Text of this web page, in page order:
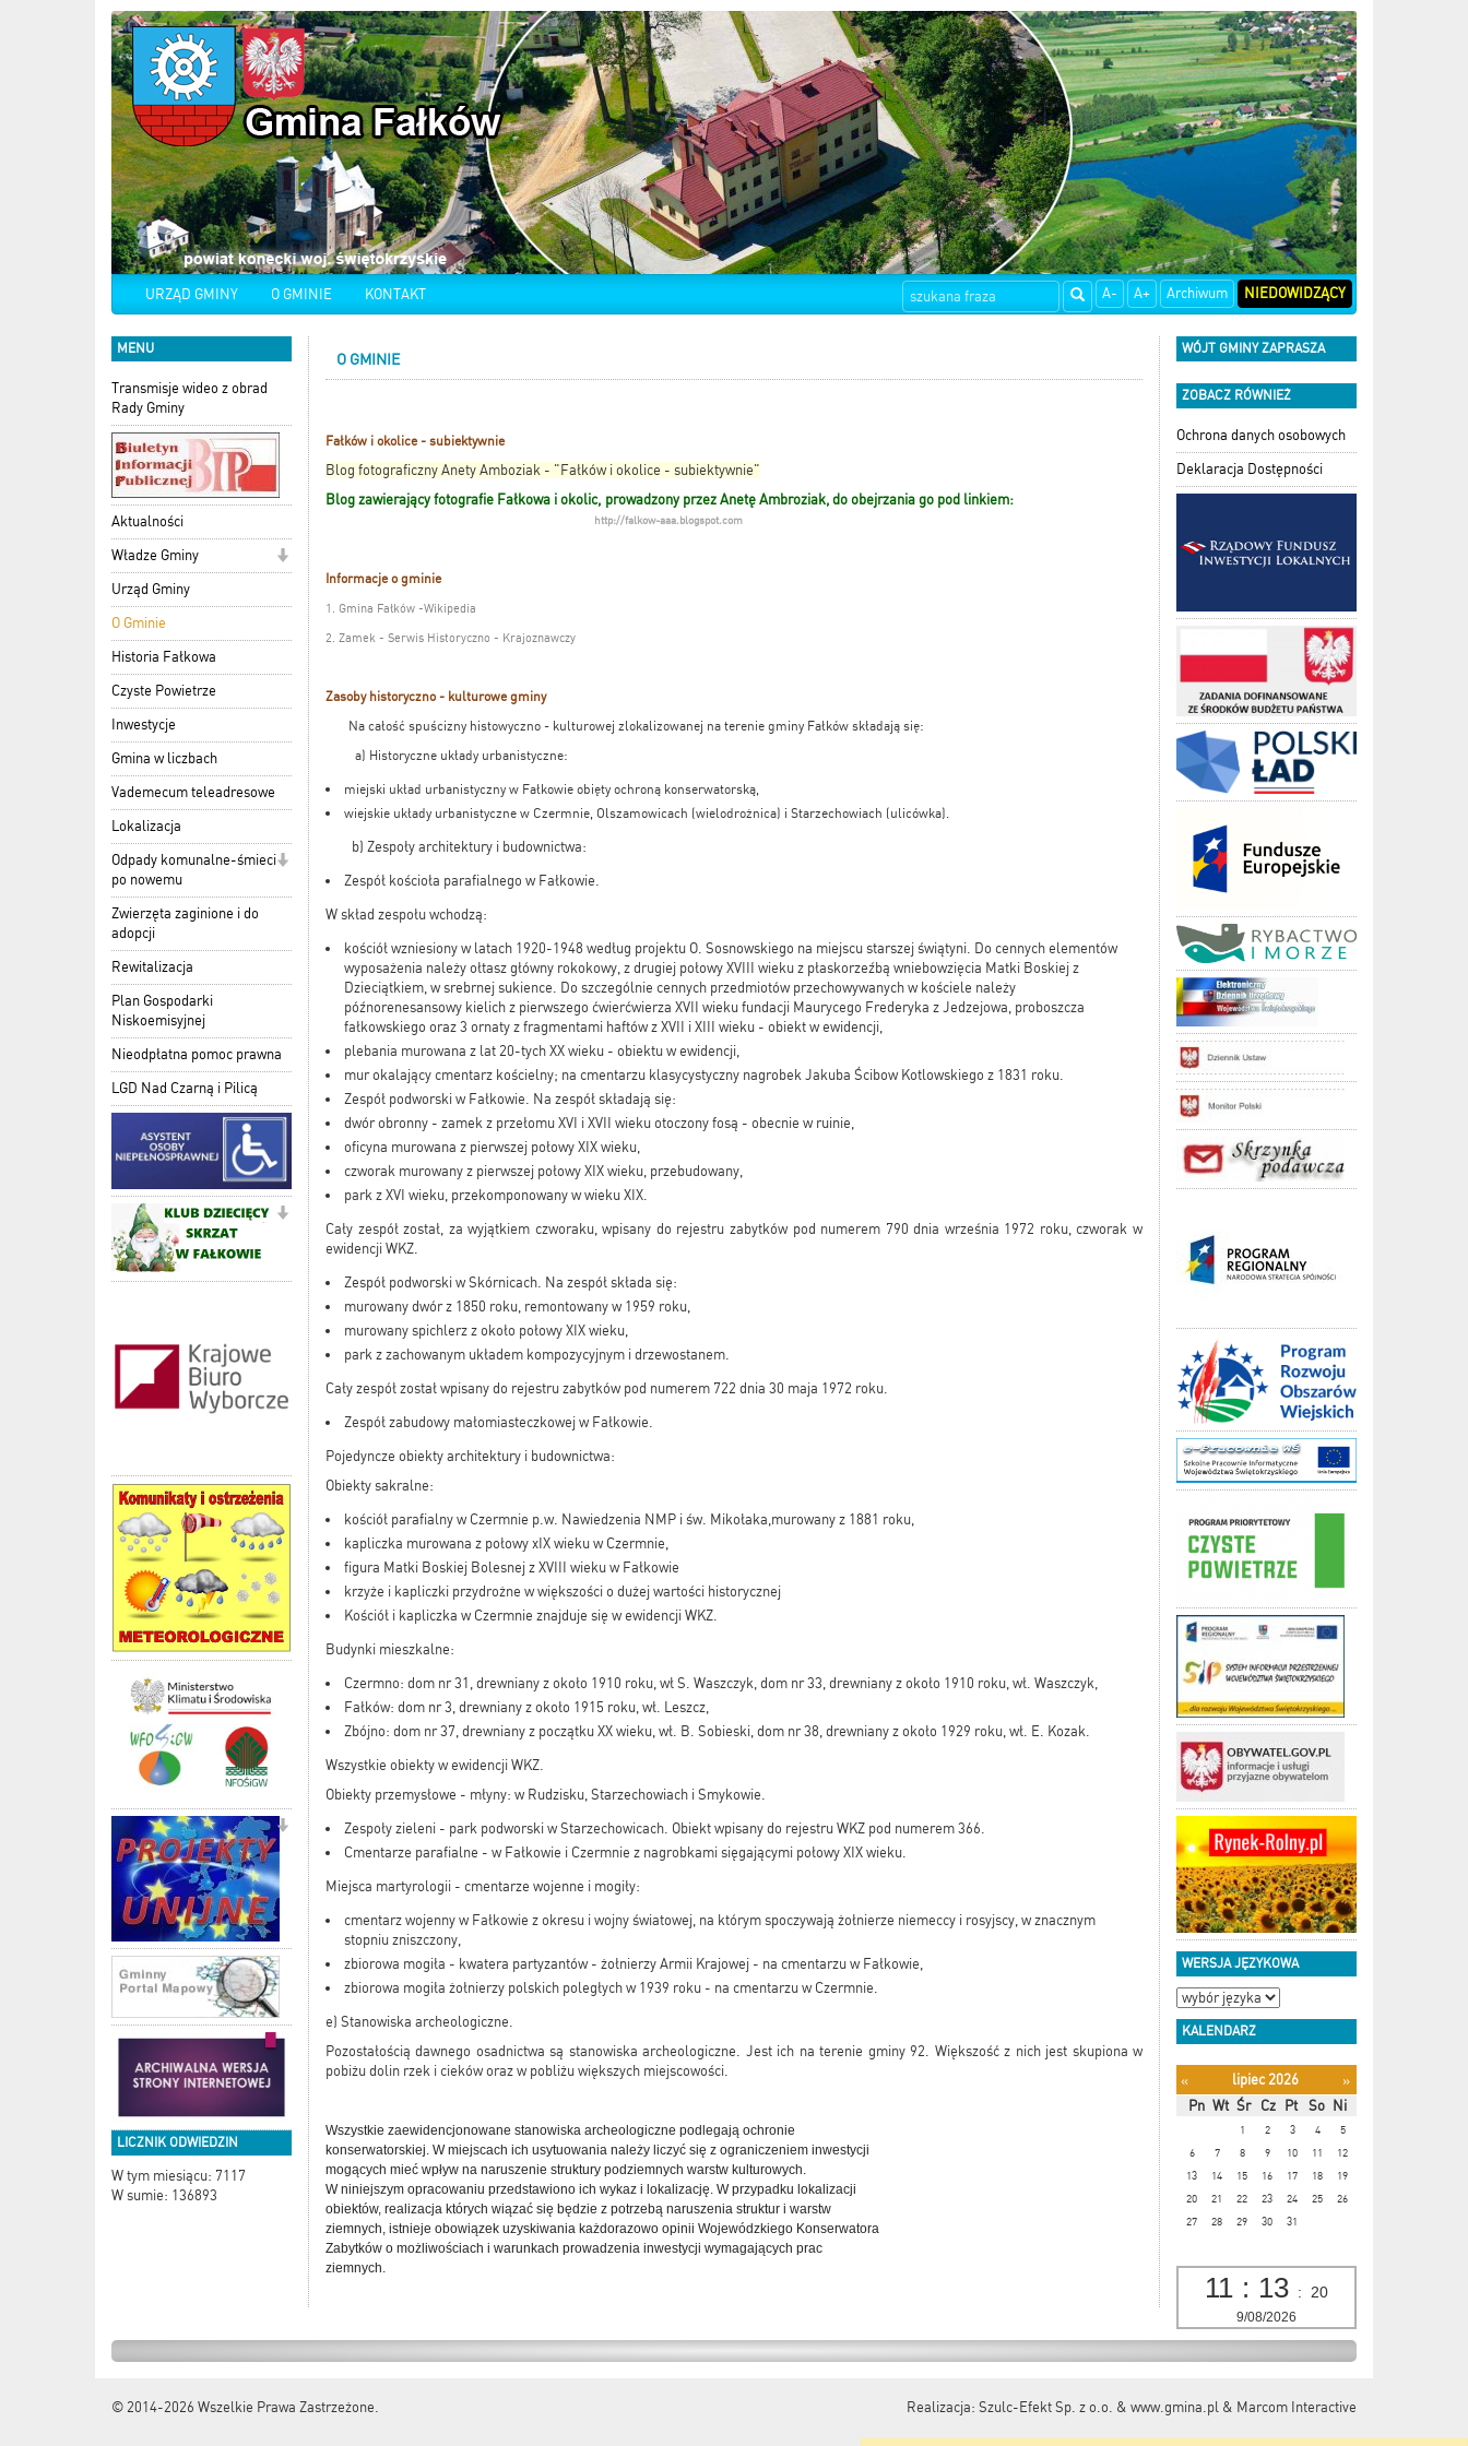
URZĄD GMINY O GMINIE KONTAKT A- A+ Archiwum NIEDOWIDZĄCY
MENU
Transmisje wideo z obrad
Rady Gminy
Aktualności
Władze Gminy
Urząd Gminy
O Gminie
Historia Fałkowa
Czyste Powietrze
Inwestycje
Gmina w liczbach
Vademecum teleadresowe
Lokalizacja
Odpady komunalne-śmieci
po nowemu
Zwierzęta zaginione i do
adopcji
Rewitalizacja
Plan Gospodarki
Niskoemisyjnej
Nieodpłatna pomoc prawna
LGD Nad Czarną i Pilicą
LICZNIK ODWIEDZIN
W tym miesiącu: 7117
W sumie: 136893
O GMINIE
Fałków i okolice - subiektywnie
Blog fotograficzny Anety Amboziak - "Fałków i okolice - subiektywnie"
Blog zawierający fotografie Fałkowa i okolic, prowadzony przez Anetę Ambroziak, do obejrzania go pod linkiem:
http://falkow-aaa.blogspot.com
Informacje o gminie
1. Gmina Fałków -Wikipedia
2. Zamek - Serwis Historyczno - Krajoznawczy
Zasoby historyczno - kulturowe gminy
Na całość spuścizny histowyczno - kulturowej zlokalizowanej na terenie gminy Fałków składają się:
a) Historyczne układy urbanistyczne:
​miejski układ urbanistyczny w Fałkowie obięty ochroną konserwatorską,
wiejskie układy urbanistyczne w Czermnie, Olszamowicach (wielodrożnica) i Starzechowiach (ulicówka).
b) Zespoły architektury i budownictwa:
Zespół kościoła parafialnego w Fałkowie.
W skład zespołu wchodzą:
kościół wzniesiony w latach 1920-1948 według projektu O. Sosnowskiego na miejscu starszej świątyni. Do cennych elementów
wyposażenia należy ołtasz główny rokokowy, z drugiej połowy XVIII wieku z płaskorzeźbą wniebowzięcia Matki Boskiej z
Dzieciątkiem, w srebrnej sukience. Do szczególnie cennych przedmiotów przechowywanych w kościele należy
późnorenesansowy kielich z pierwszego ćwierćwierza XVII wieku fundacji Maurycego Frederyka z Jedzejowa, proboszcza
fałkowskiego oraz 3 ornaty z fragmentami haftów z XVII i XIII wieku - obiekt w ewidencji,
plebania murowana z lat 20-tych XX wieku - obiektu w ewidencji,
mur okalający cmentarz kościelny; na cmentarzu klasycystyczny nagrobek Jakuba Ścibow Kotlowskiego z 1831 roku.
Zespół podworski w Fałkowie. Na zespół składają się:
​​dwór obronny - zamek z przełomu XVI i XVII wieku otoczony fosą - obecnie w ruinie,
oficyna murowana z pierwszej połowy XIX wieku,
czworak murowany z pierwszej połowy XIX wieku, przebudowany,
park z XVI wieku, przekomponowany w wieku XIX.
Cały zespół został, za wyjątkiem czworaku, wpisany do rejestru zabytków pod numerem 790 dnia września 1972 roku, czworak w
ewidencji WKZ.
Zespół podworski w Skórnicach. Na zespół składa się:
murowany dwór z 1850 roku, remontowany w 1959 roku,
murowany spichlerz z około połowy XIX wieku,
park z zachowanym układem kompozycyjnym i drzewostanem.
Cały zespół został wpisany do rejestru zabytków pod numerem 722 dnia 30 maja 1972 roku.
Zespół zabudowy małomiasteczkowej w Fałkowie.
Pojedyncze obiekty architektury i budownictwa:
Obiekty sakralne:
kościół parafialny w Czermnie p.w. Nawiedzenia NMP i św. Mikołaka,murowany z 1881 roku,
kapliczka murowana z połowy xIX wieku w Czermnie,
figura Matki Boskiej Bolesnej z XVIII wieku w Fałkowie
krzyże i kapliczki przydrożne w większości o dużej wartości historycznej
Kościół i kapliczka w Czermnie znajduje się w ewidencji WKZ.
Budynki mieszkalne:
​Czermno: dom nr 31, drewniany z około 1910 roku, wł S. Waszczyk, dom nr 33, drewniany z około 1910 roku, wł. Waszczyk,
Fałków: dom nr 3, drewniany z około 1915 roku, wł. Leszcz,
Zbójno: dom nr 37, drewniany z początku XX wieku, wł. B. Sobieski, dom nr 38, drewniany z około 1929 roku, wł. E. Kozak.
Wszystkie obiekty w ewidencji WKZ.
Obiekty przemysłowe - młyny: w Rudzisku, Starzechowiach i Smykowie.
Zespoły zieleni - park podworski w Starzechowicach. Obiekt wpisany do rejestru WKZ pod numerem 366.
Cmentarze parafialne - w Fałkowie i Czermnie z nagrobkami sięgającymi połowy XIX wieku.
Miejsca martyrologii - cmentarze wojenne i mogiły:
cmentarz wojenny w Fałkowie z okresu i wojny światowej, na którym spoczywają żołnierze niemeccy i rosyjscy, w znacznym
stopniu zniszczony,
zbiorowa mogiła - kwatera partyzantów - żołnierzy Armii Krajowej - na cmentarzu w Fałkowie,
zbiorowa mogiła żołnierzy polskich poległych w 1939 roku - na cmentarzu w Czermnie.
e) Stanowiska archeologiczne.
Pozostałością dawnego osadnictwa są stanowiska archeologiczne. Jest ich na terenie gminy 92. Większość z nich jest skupiona w
pobiżu dolin rzek i cieków oraz w pobliżu większych miejscowości.
Wszystkie zaewidencjonowane stanowiska archeologiczne podlegają ochronie
konserwatorskiej. W miejscach ich usytuowania należy liczyć się z ograniczeniem inwestycji
mogących mieć wpływ na naruszenie struktury podziemnych warstw kulturowych.
W niniejszym opracowaniu przedstawiono ich wykaz i lokalizację. W przypadku lokalizacji
obiektów, realizacja których wiązać się będzie z potrzebą naruszenia struktur i warstw
ziemnych, istnieje obowiązek uzyskiwania każdorazowo opinii Wojewódzkiego Konserwatora
Zabytków o możliwościach i warunkach prowadzenia inwestycji wymagających prac
ziemnych.
WÓJT GMINY ZAPRASZA
ZOBACZ RÓWNIEŻ
Ochrona danych osobowych
Deklaracja Dostępności
WERSJA JĘZYKOWA
KALENDARZ
« lipiec 2026
»
Pn Wt Śr Cz Pt So Ni
1 2 3 4
5
6
7 8 9 10 11
12
13
14 15 16 17 18
19
20
21 22 23 24 25
26
27
28 29 30 31
11 : 13 : 20
9/08/2026
© 2014-2026 Wszelkie Prawa Zastrzeżone. Realizacja: Szulc-Efekt Sp. z o.o. & www.gmina.pl & Marcom Interactive